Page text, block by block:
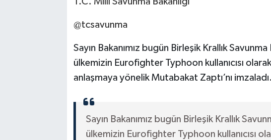
@tcsavunma
Sayın Bakanımız bugün Birleşik Krallık
ülkemizin Eurofighter Typhoon kullanıcısı
anlaşmaya yönelik Mutabakat Zaptı’nı imzaladı.
Sayın Bakanımız bugün Birleşik Krallık
ülkemizin Eurofighter Typhoon kullanıcısı